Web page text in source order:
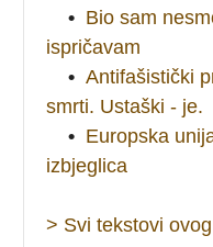
• Bio sam
ispričavam
• Antifašistički
smrti. Ustaški - je.
• Europska
izbjeglica
> Svi tekstovi